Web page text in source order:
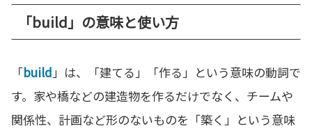
「build」の意味と使い方
「build 」は、「建てる」「作る」という意味の動詞で
す。家や橋などの建造物を作るだけでなく、チームや
関係性、計画など形のないものを「築く」という意味